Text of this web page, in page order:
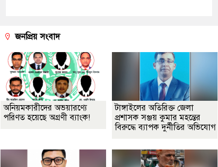
জনপ্রিয় সংবাদ
অনিয়মকারীদের অভয়ারণ্যে
পরিণত হয়েছে অগ্রণী ব্যাংক!
টাঙ্গাইলের অতিরিক্ত জেলা
প্রশাসক সঞ্জয় কুমার মহন্তের
বিরুদ্ধে ব্যাপক দুর্নীতির অভিযোগ